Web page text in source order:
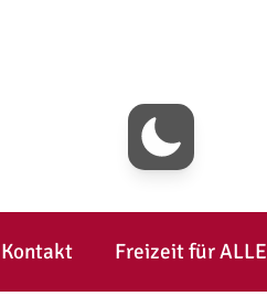
Kontakt Freizeit für ALLE